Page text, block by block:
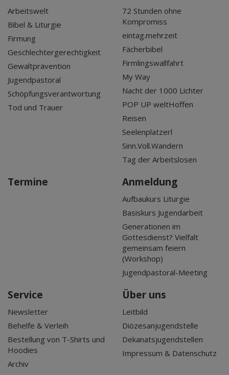
Arbeitswelt
Bibel & Liturgie
Firmung
Geschlechtergerechtigkeit
Gewaltprävention
Jugendpastoral
Schöpfungsverantwortung
Tod und Trauer
72 Stunden ohne
Kompromiss
eintag.mehrzeit
Fächerbibel
Firmlingswallfahrt
My Way
Nacht der 1000 Lichter
POP UP weltHoffen
Reisen
Seelenplatzerl
Sinn.Voll.Wandern
Tag der Arbeitslosen
Termine Anmeldung
Aufbaukurs Liturgie
Basiskurs Jugendarbeit
Generationen im
Gottesdienst? Vielfalt
gemeinsam feiern
(Workshop)
Jugendpastoral-Meeting
Service
Newsletter
Behelfe & Verleih
Bestellung von T-Shirts und
Hoodies
Archiv
Über uns
Leitbild
Diözesanjugendstelle
Dekanatsjugendstellen
Impressum & Datenschutz